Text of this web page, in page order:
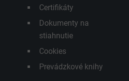
Certifikáty
Dokumenty na
stiahnutie
Cookies
Prevádzkové knihy